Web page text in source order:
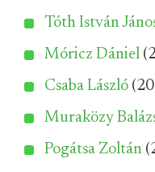
Tóth István
Móricz Dániel
Csaba László
Muraközy
Pogátsa Zoltán